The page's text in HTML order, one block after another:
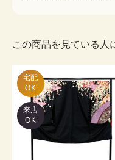
この商品を見ている人
宅配
OK
来店
OK